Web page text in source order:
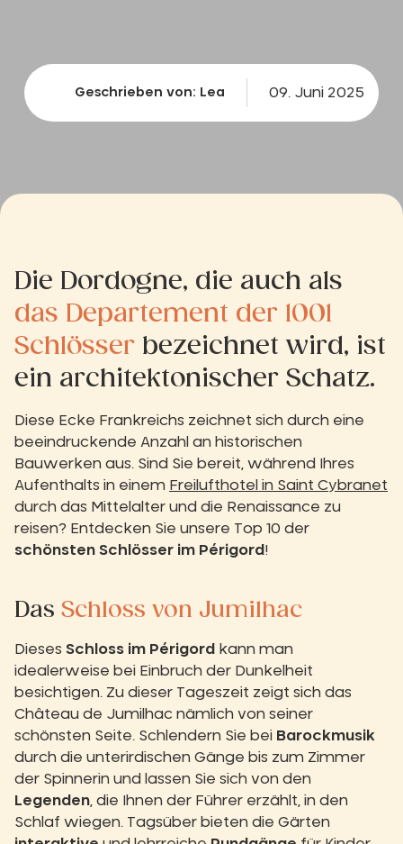
Geschrieben von: Lea 09. Juni 2025
Die Dordogne, die auch als
das Departement der 1001
Schlösser bezeichnet wird, ist
ein architektonischer Schatz.
Diese Ecke Frankreichs zeichnet sich durch eine
beeindruckende Anzahl an historischen
Bauwerken aus. Sind Sie bereit, während Ihres
Aufenthalts in einem Freilufthotel in Saint Cybranet
durch das Mittelalter und die Renaissance zu
reisen? Entdecken Sie unsere Top 10 der
schönsten Schlösser im Périgord !
Das Schloss von Jumilhac
Dieses Schloss im Périgord
kann man
idealerweise bei Einbruch der Dunkelheit
besichtigen. Zu dieser Tageszeit zeigt sich das
Château de Jumilhac nämlich von seiner
schönsten Seite. Schlendern Sie bei Barockmusik
durch die unterirdischen Gänge bis zum Zimmer
der Spinnerin und lassen Sie sich von den
Legenden , die Ihnen der Führer erzählt, in den
Schlaf wiegen. Tagsüber bieten die Gärten